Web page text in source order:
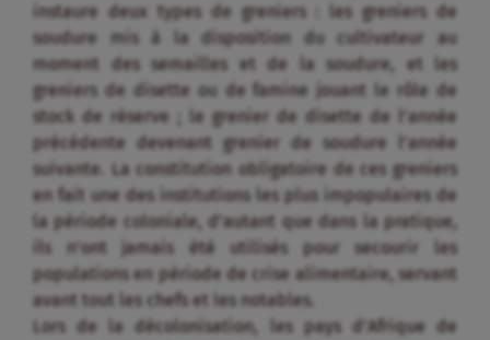
instaure deux types de greniers : les greniers de
soudure mis à la disposition du cultivateur au
moment des semailles et de la soudure, et les
greniers de disette ou de famine jouant le rôle de
stock de réserve ; le grenier de disette de l’année
précédente devenant grenier de soudure l’année
suivante. La constitution obligatoire de ces greniers
en fait une des institutions les plus impopulaires de
la période coloniale, d’autant que dans la pratique,
ils n’ont jamais été utilisés pour secourir les
populations en période de crise alimentaire, servant
avant tout les chefs et les notables.
Lors de la décolonisation, les pays d’Afrique de